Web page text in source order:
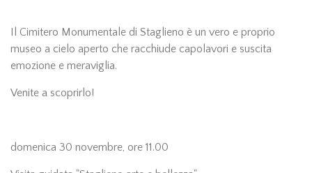
Il Cimitero Monumentale di Staglieno è un vero e proprio
museo a cielo aperto che racchiude capolavori e suscita
emozione e meraviglia.
Venite a scoprirlo!
domenica 30 novembre, ore 11.00